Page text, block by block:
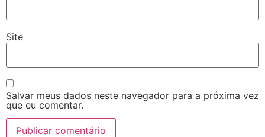
Site
Salvar meus dados neste navegador para a próxima vez
que eu comentar.